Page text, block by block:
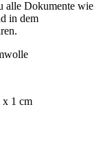
alle Dokumente wie
in dem
x 1 cm